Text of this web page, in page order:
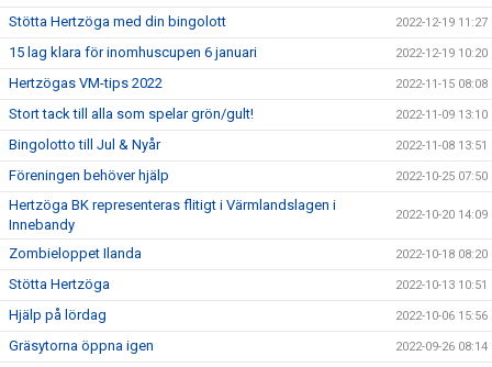
Stötta Hertzöga med din bingolott 2022-12-19 11:27
15 lag klara för inomhuscupen 6 januari 2022-12-19 10:20
Hertzögas VM-tips 2022 2022-11-15 08:08
Stort tack till alla som spelar grön/gult! 2022-11-09 13:10
Bingolotto till Jul & Nyår 2022-11-08 13:51
Föreningen behöver hjälp 2022-10-25 07:50
Hertzöga BK representeras flitigt i Värmlandslagen i
Innebandy
2022-10-20 14:09
Zombieloppet Ilanda 2022-10-18 08:20
Stötta Hertzöga 2022-10-13 10:51
Hjälp på lördag 2022-10-06 15:56
Gräsytorna öppna igen 2022-09-26 08:14